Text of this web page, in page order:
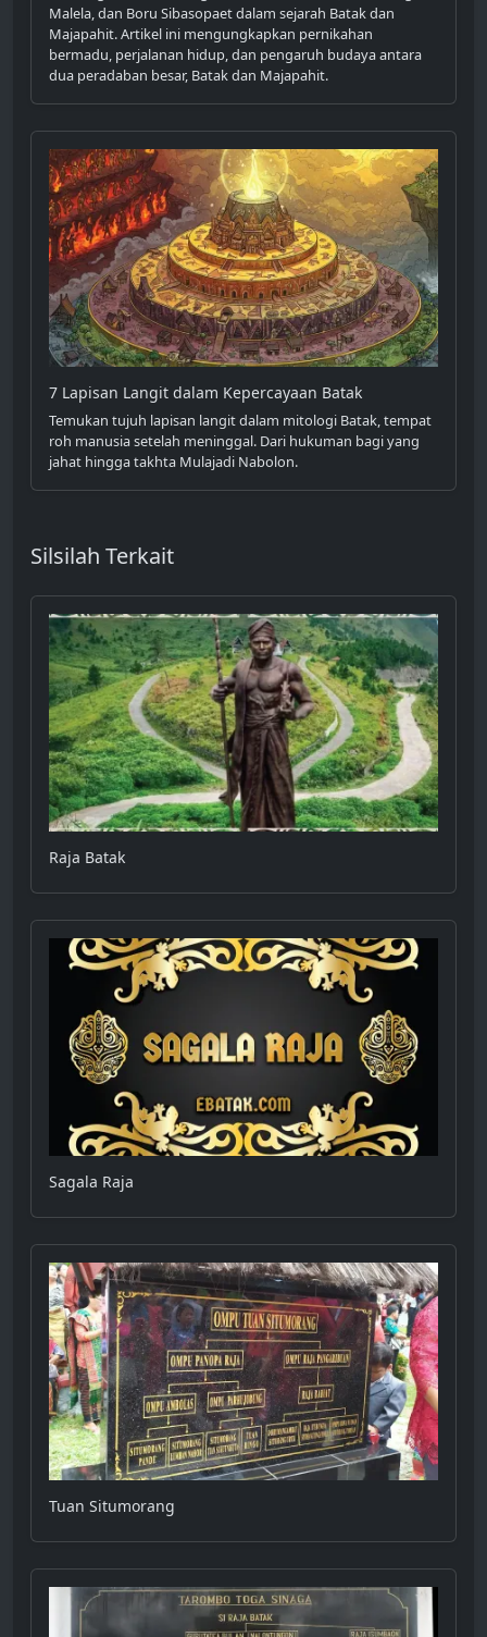
Malela, dan Boru Sibasopaet dalam sejarah Batak dan
Majapahit. Artikel ini mengungkapkan pernikahan
bermadu, perjalanan hidup, dan pengaruh budaya antara
dua peradaban besar, Batak dan Majapahit.
7 Lapisan Langit dalam Kepercayaan Batak
Temukan tujuh lapisan langit dalam mitologi Batak, tempat
roh manusia setelah meninggal. Dari hukuman bagi yang
jahat hingga takhta Mulajadi Nabolon.
Silsilah Terkait
Raja Batak
Sagala Raja
Tuan Situmorang